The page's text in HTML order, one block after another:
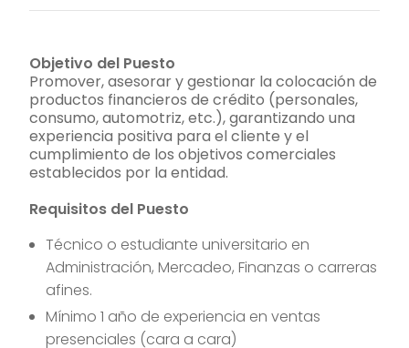
Objetivo del Puesto
Promover, asesorar y gestionar la colocación de
productos financieros de crédito (personales,
consumo, automotriz, etc.), garantizando una
experiencia positiva para el cliente y el
cumplimiento de los objetivos comerciales
establecidos por la entidad.
Requisitos del Puesto
Técnico o estudiante universitario en
Administración, Mercadeo, Finanzas o carreras
afines.
Mínimo 1 año de experiencia en ventas
presenciales (cara a cara)